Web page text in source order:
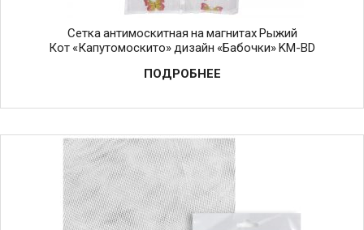
Сетка антимоскитная на магнитах Рыжий
Кот «Капутомоскито» дизайн «Бабочки» KM-BD
ПОДРОБНЕЕ